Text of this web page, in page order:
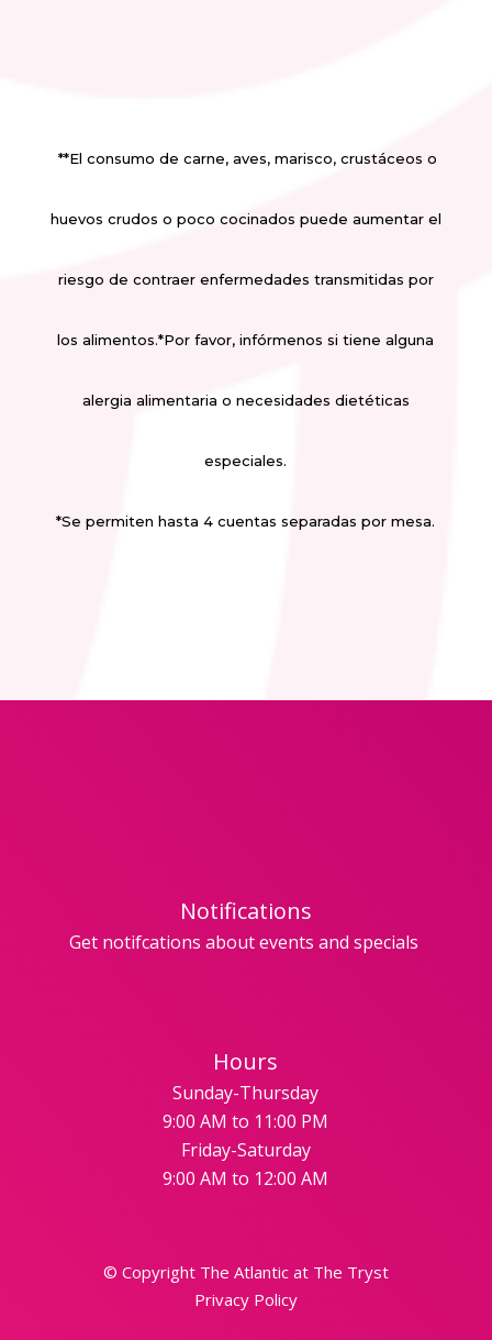
**El consumo de carne, aves, marisco, crustáceos o
huevos crudos o poco cocinados puede aumentar el
riesgo de contraer enfermedades transmitidas por
los alimentos.*Por favor, infórmenos si tiene alguna
alergia alimentaria o necesidades dietéticas
especiales.
*Se permiten hasta 4 cuentas separadas por mesa.
Notifications
Get notifcations about events and specials
Hours
Sunday-Thursday
9:00 AM to 11:00 PM
Friday-Saturday
9:00 AM to 12:00 AM
© Copyright The Atlantic at The Tryst
Privacy Policy